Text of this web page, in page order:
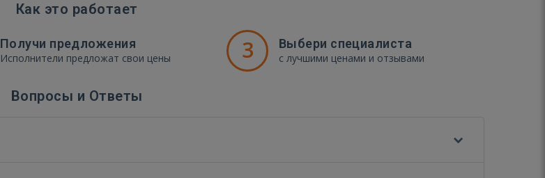
Как это работает
Получи предложения
Исполнители предложат свои цены 3 Выбери специалиста
с лучшими ценами и отзывами
Вопросы и Ответы